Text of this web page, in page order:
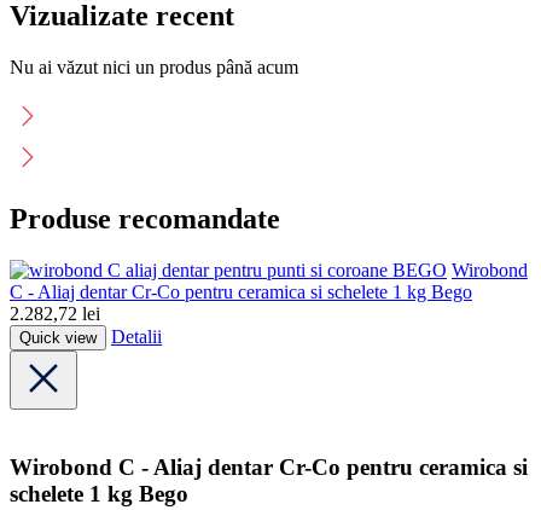
Vizualizate recent
Nu ai văzut nici un produs până acum
Produse recomandate
BEGO Wirobond
C - Aliaj dentar Cr-Co pentru ceramica si schelete 1 kg Bego
2.282,72 lei
Quick view Detalii
Wirobond C - Aliaj dentar Cr-Co pentru ceramica si
schelete 1 kg Bego